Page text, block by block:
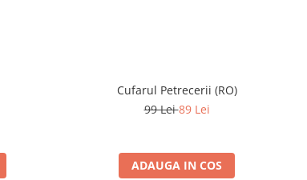
Cufarul Petrecerii (RO)
99 Lei89 Lei
ADAUGA IN COS